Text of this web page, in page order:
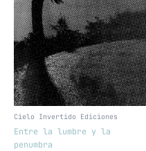
Cielo Invertido Ediciones
Entre la lumbre y la
penumbra